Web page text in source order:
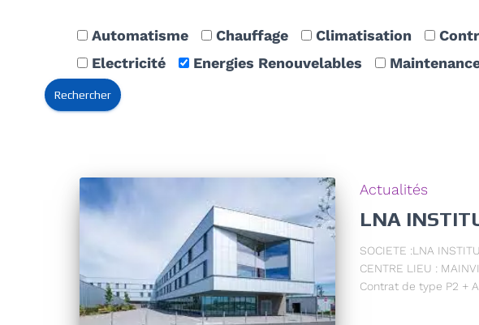
Automatisme Chauffage Climatisation
Electricité
Energies Renouvelables
Actualités
LNA
SOCIETE :LNA
CENTRE LIEU :
Contrat de type P2 +